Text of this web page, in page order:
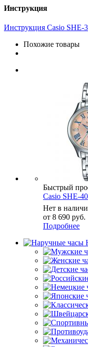
Инструкция
Инструкция Casio SHE-
Похожие товары
Быстрый
Casio SHE-
Нет в
от 8 690 руб.
Подробнее